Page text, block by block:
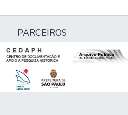
PARCEIROS